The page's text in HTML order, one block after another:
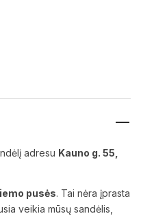
adresu Kauno g. 55,
pusės. Tai nėra įprasta
veikia mūsų sandėlis,